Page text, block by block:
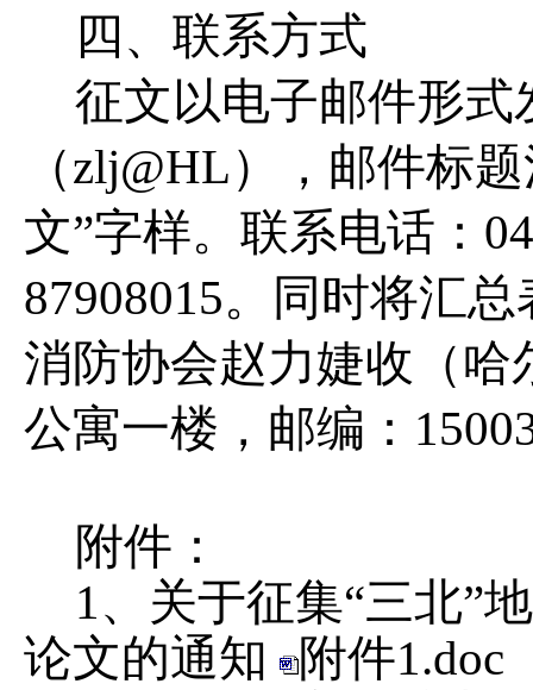
四、联系方式
征文以电子邮件形
（zlj@HL），邮件标
文”字样。联系电话：
87908015。
同时将汇
消防协会赵力婕收（哈
公寓一楼，邮编：
附件：
1、关于征集“三北”
论文的通知
附件1.doc